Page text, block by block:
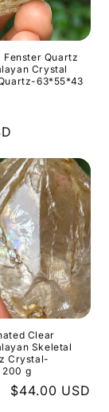
Quartz
Crystal
63*55*43
Clear
Skeletal
Crystal-
200 g
Verkaufspreis
$44.00 USD